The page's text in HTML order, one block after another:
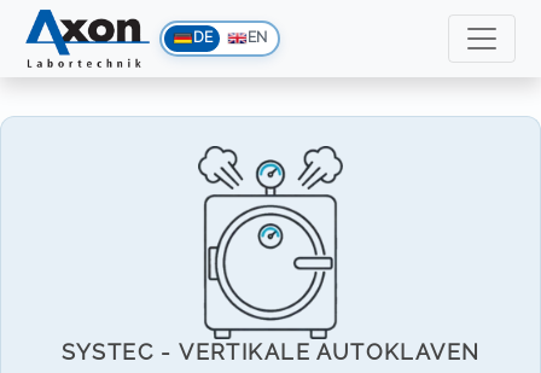
DE EN
SYSTEC - VERTIKALE AUTOKLAVEN